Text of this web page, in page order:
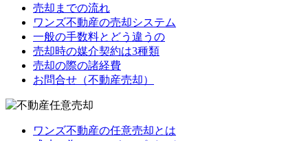
売却までの流れ
ワンズ不動産の売却システム
一般の手数料とどう違うの
売却時の媒介契約は3種類
売却の際の諸経費
お問合せ（不動産売却）
ワンズ不動産の任意売却とは